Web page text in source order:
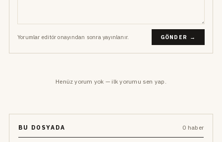
Yorumlar editör onayından sonra yayınlanır. GÖNDER →
Henüz yorum yok — ilk yorumu sen yap.
BU DOSYADA 0 haber